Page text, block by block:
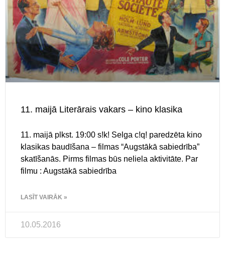
11. maijā Literārais vakars – kino klasika
11. maijā plkst. 19:00 s!k! Selga c!q! paredzēta kino
klasikas baudīšana – filmas “Augstākā sabiedrība”
skatīšanās. Pirms filmas būs neliela aktivitāte. Par
filmu : Augstākā sabiedrība
LASĪT VAIRĀK »
10.05.2016